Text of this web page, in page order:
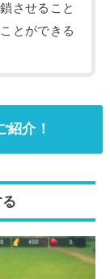
させること
とができる
紹介！